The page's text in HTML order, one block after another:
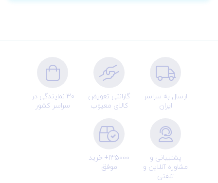
ارسال به سراسر
ایران
گارانتی تعویض
کالای معیوب
30 نمایندگی در
سراسر کشور
پشتیبانی و
مشاوره آنلاین و
تلفنی
135000+ خرید
موفق